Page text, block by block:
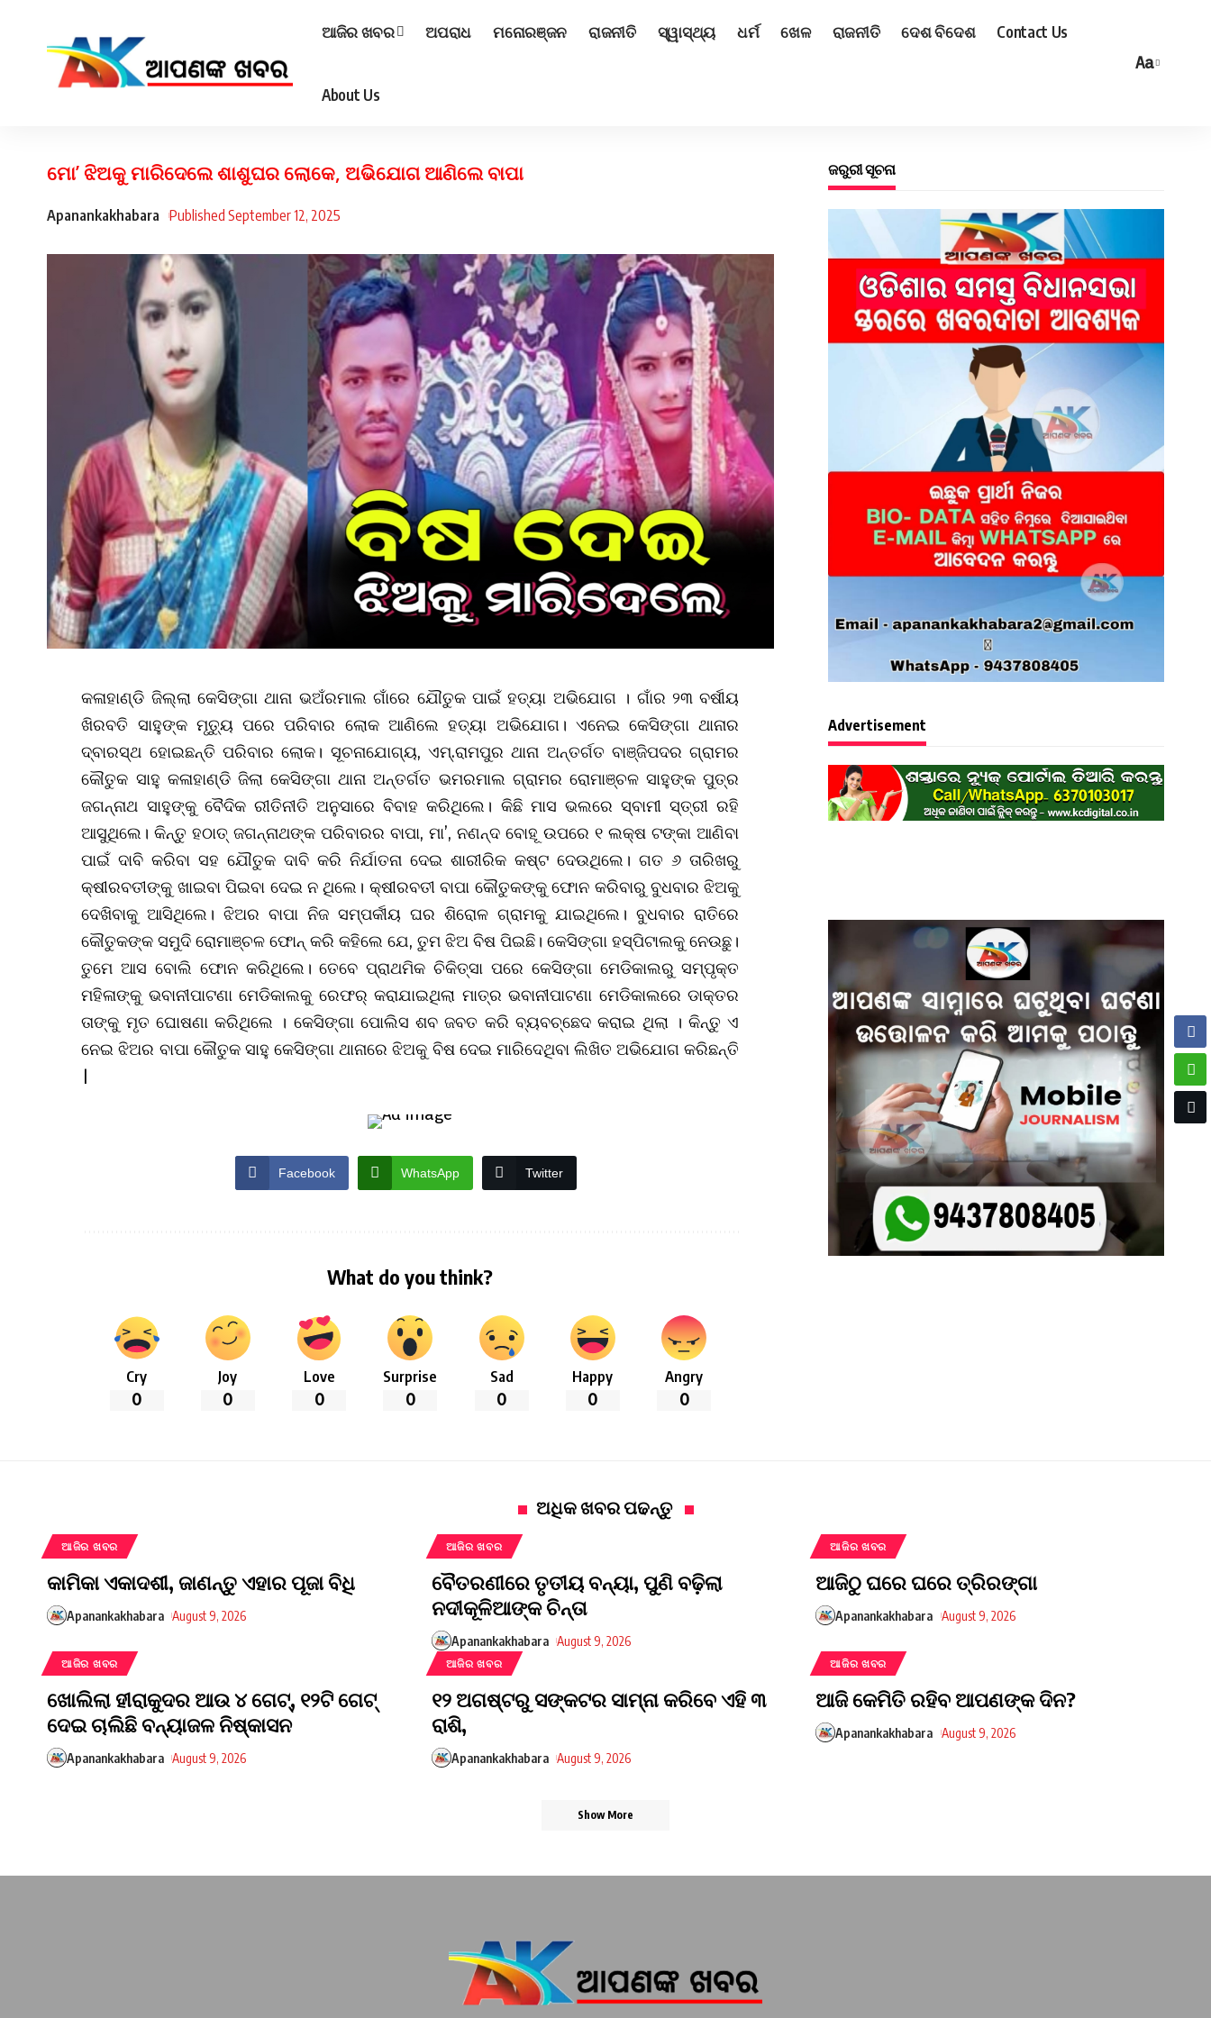
ଆଜିର ଖବର ଅପରାଧ ମନୋରଞ୍ଜନ ରାଜନୀତି ସ୍ୱାସ୍ଥ୍ୟ ଧର୍ମ ଖେଳ ରାଜନୀତି ଦେଶ ବିଦେଶ Contact Us
About Us
Aa
ମୋ’ ଝିଅକୁ ମାରିଦେଲେ ଶାଶୁଘର ଲୋକେ, ଅଭିଯୋଗ ଆଣିଲେ ବାପା
Apanankakhabara Published September 12, 2025
କଳାହାଣ୍ଡି ଜିଲ୍ଲା କେସିଙ୍ଗା ଥାନା ଭଅଁରମାଲ ଗାଁରେ ଯୌତୁକ ପାଇଁ ହତ୍ୟା ଅଭିଯୋଗ । ଗାଁର ୨୩ ବର୍ଷୀୟ
ଖିରବତି ସାହୁଙ୍କ ମୃତ୍ୟୁ ପରେ ପରିବାର ଲୋକ ଆଣିଲେ ହତ୍ୟା ଅଭିଯୋଗ। ଏନେଇ କେସିଙ୍ଗା ଥାନାର
ଦ୍ବାରସ୍ଥ ହୋଇଛନ୍ତି ପରିବାର ଲୋକ। ସୂଚନାଯୋଗ୍ୟ, ଏମ୍‌.ରାମପୁର ଥାନା ଅନ୍ତର୍ଗତ ବାଞ୍ଜିପଦର ଗ୍ରାମର
କୌତୁକ ସାହୁ କଳାହାଣ୍ଡି ଜିଲା କେସିଙ୍ଗା ଥାନା ଅନ୍ତର୍ଗତ ଭମରମାଲ ଗ୍ରାମର ରୋମାଞ୍ଚଳ ସାହୁଙ୍କ ପୁତ୍ର
ଜଗନ୍ନାଥ ସାହୁଙ୍କୁ ବୈଦିକ ରୀତିନୀତି ଅନୁସାରେ ବିବାହ କରିଥିଲେ। କିଛି ମାସ ଭଲରେ ସ୍ବାମୀ ସ୍ତ୍ରୀ ରହି
ଆସୁଥିଲେ। କିନ୍ତୁ ହଠାତ୍‌ ଜଗନ୍ନାଥଙ୍କ ପରିବାରର ବାପା, ମା’, ନଣନ୍ଦ ବୋହୂ ଉପରେ ୧ ଲକ୍ଷ ଟଙ୍କା ଆଣିବା
ପାଇଁ ଦାବି କରିବା ସହ ଯୌତୁକ ଦାବି କରି ନିର୍ଯାତନା ଦେଇ ଶାରୀରିକ କଷ୍ଟ ଦେଉଥିଲେ। ଗତ ୬ ତାରିଖରୁ
କ୍ଷୀରବତୀଙ୍କୁ ଖାଇବା ପିଇବା ଦେଇ ନ ଥିଲେ। କ୍ଷୀରବତୀ ବାପା କୌତୁକଙ୍କୁ ଫୋନ କରିବାରୁ ବୁଧବାର ଝିଅକୁ
ଦେଖିବାକୁ ଆସିଥିଲେ। ଝିଅର ବାପା ନିଜ ସମ୍ପର୍କୀୟ ଘର ଶିରୋଳ ଗ୍ରାମକୁ ଯାଇଥିଲେ। ବୁଧବାର ରାତିରେ
କୌତୁକଙ୍କ ସମୁଦି ରୋମାଞ୍ଚଳ ଫୋନ୍‌ କରି କହିଲେ ଯେ, ତୁମ ଝିଅ ବିଷ ପିଇଛି। କେସିଙ୍ଗା ହସ୍ପିଟାଲକୁ ନେଉଛୁ।
ତୁମେ ଆସ ବୋଲି ଫୋନ କରିଥିଲେ। ତେବେ ପ୍ରାଥମିକ ଚିକିତ୍ସା ପରେ କେସିଙ୍ଗା ମେଡିକାଲରୁ ସମ୍ପୃକ୍ତ
ମହିଳାଙ୍କୁ ଭବାନୀପାଟଣା ମେଡିକାଲକୁ ରେଫର୍ କରାଯାଇଥିଲା ମାତ୍ର ଭବାନୀପାଟଣା ମେଡିକାଲରେ ଡାକ୍ତର
ତାଙ୍କୁ ମୃତ ଘୋଷଣା କରିଥିଲେ । କେସିଙ୍ଗା ପୋଲିସ ଶବ ଜବତ କରି ବ୍ୟବଚ୍ଛେଦ କରାଇ ଥିଲା । କିନ୍ତୁ ଏ
ନେଇ ଝିଅର ବାପା କୌତୁକ ସାହୁ କେସିଙ୍ଗା ଥାନାରେ ଝିଅକୁ ବିଷ ଦେଇ ମାରିଦେଥିବା ଲିଖିତ ଅଭିଯୋଗ କରିଛନ୍ତି
Facebook WhatsApp Twitter
What do you think?
Cry
0
Joy
0
Love
0
Surprise
0
Sad
0
Happy
0
Angry
0
ଜରୁରୀ ସୂଚନା
Advertisement
ଅଧିକ ଖବର ପଢନ୍ତୁ
ଆଜିର ଖବର
କାମିକା ଏକାଦଶୀ, ଜାଣନ୍ତୁ ଏହାର ପୂଜା ବିଧି
Apanankakhabara August 9, 2026
ଆଜିର ଖବର
ବୈତରଣୀରେ ତୃତୀୟ ବନ୍ୟା, ପୁଣି ବଢ଼ିଲା
ନଦୀକୂଳିଆଙ୍କ ଚିନ୍ତା
Apanankakhabara August 9, 2026
ଆଜିର ଖବର
ଆଜିଠୁ ଘରେ ଘରେ ତ୍ରିରଙ୍ଗା
Apanankakhabara August 9, 2026
ଆଜିର ଖବର
ଖୋଲିଲା ହୀରାକୁଦର ଆଉ ୪ ଗେଟ୍, ୧୨ଟି ଗେଟ୍
ଦେଇ ଚାଲିଛି ବନ୍ୟାଜଳ ନିଷ୍କାସନ
Apanankakhabara August 9, 2026
ଆଜିର ଖବର
୧୨ ଅଗଷ୍ଟରୁ ସଙ୍କଟର ସାମ୍ନା କରିବେ ଏହି ୩
ରାଶି,
Apanankakhabara August 9, 2026
ଆଜିର ଖବର
ଆଜି କେମିତି ରହିବ ଆପଣଙ୍କ ଦିନ?
Apanankakhabara August 9, 2026
Show More